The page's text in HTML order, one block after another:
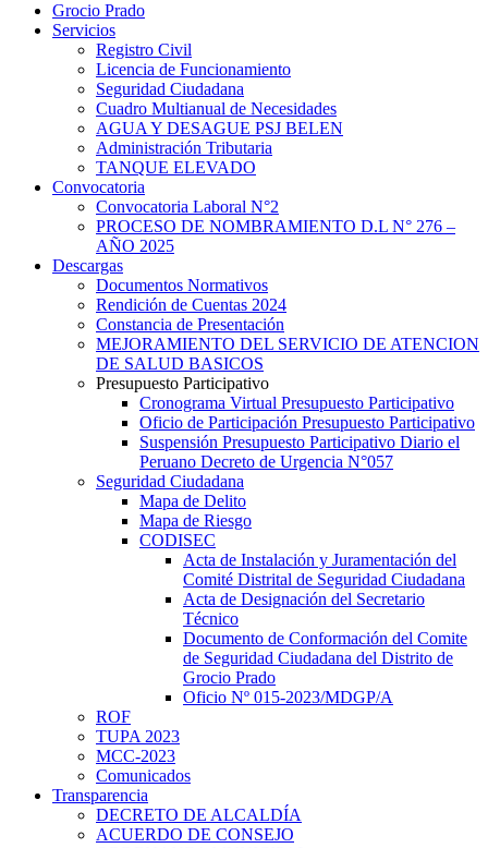
Grocio Prado
Servicios
Registro Civil
Licencia de Funcionamiento
Seguridad Ciudadana
Cuadro Multianual de Necesidades
AGUA Y DESAGUE PSJ BELEN
Administración Tributaria
TANQUE ELEVADO
Convocatoria
Convocatoria Laboral N°2
PROCESO DE NOMBRAMIENTO D.L N° 276 –
AÑO 2025
Descargas
Documentos Normativos
Rendición de Cuentas 2024
Constancia de Presentación
MEJORAMIENTO DEL SERVICIO DE ATENCION
DE SALUD BASICOS
Presupuesto Participativo
Cronograma Virtual Presupuesto Participativo
Oficio de Participación Presupuesto Participativo
Suspensión Presupuesto Participativo Diario el
Peruano Decreto de Urgencia N°057
Seguridad Ciudadana
Mapa de Delito
Mapa de Riesgo
CODISEC
Acta de Instalación y Juramentación del
Comité Distrital de Seguridad Ciudadana
Acta de Designación del Secretario
Técnico
Documento de Conformación del Comite
de Seguridad Ciudadana del Distrito de
Grocio Prado
Oficio Nº 015-2023/MDGP/A
ROF
TUPA 2023
MCC-2023
Comunicados
Transparencia
DECRETO DE ALCALDÍA
ACUERDO DE CONSEJO